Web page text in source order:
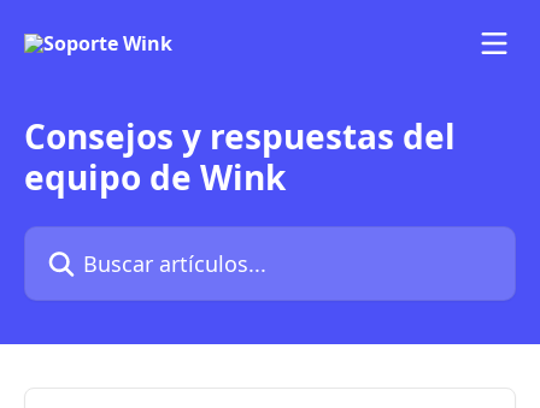
Consejos y respuestas del
equipo de Wink
Buscar artículos...